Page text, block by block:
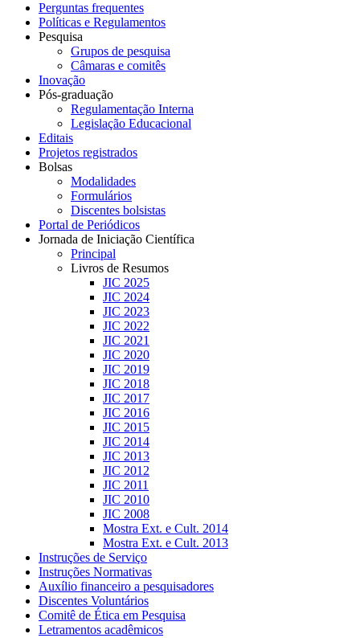
Perguntas frequentes
Políticas e Regulamentos
Pesquisa
Grupos de pesquisa
Câmaras e comitês
Inovação
Pós-graduação
Regulamentação Interna
Legislação Educacional
Editais
Projetos registrados
Bolsas
Modalidades
Formulários
Discentes bolsistas
Portal de Periódicos
Jornada de Iniciação Científica
Principal
Livros de Resumos
JIC 2025
JIC 2024
JIC 2023
JIC 2022
JIC 2021
JIC 2020
JIC 2019
JIC 2018
JIC 2017
JIC 2016
JIC 2015
JIC 2014
JIC 2013
JIC 2012
JIC 2011
JIC 2010
JIC 2008
Mostra Ext. e Cult. 2014
Mostra Ext. e Cult. 2013
Instruções de Serviço
Instruções Normativas
Auxílio financeiro a pesquisadores
Discentes Voluntários
Comitê de Ética em Pesquisa
Letramentos acadêmicos